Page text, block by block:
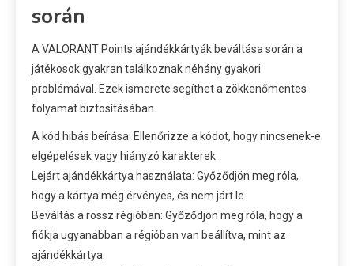
során
A VALORANT Points ajándékkártyák beváltása során a
játékosok gyakran találkoznak néhány gyakori
problémával. Ezek ismerete segíthet a zökkenőmentes
folyamat biztosításában.
A kód hibás beírása: Ellenőrizze a kódot, hogy nincsenek-e
elgépelések vagy hiányzó karakterek.
Lejárt ajándékkártya használata: Győződjön meg róla,
hogy a kártya még érvényes, és nem járt le.
Beváltás a rossz régióban: Győződjön meg róla, hogy a
fiókja ugyanabban a régióban van beállítva, mint az
ajándékkártya.